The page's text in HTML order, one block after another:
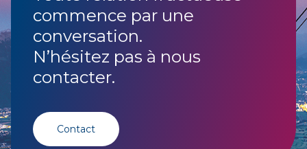
commence par une
conversation.
N’hésitez pas à nous
contacter.
Contact